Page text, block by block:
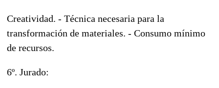
Creatividad. - Técnica necesaria para la
transformación de materiales. - Consumo mínimo
de recursos.
6º. Jurado: